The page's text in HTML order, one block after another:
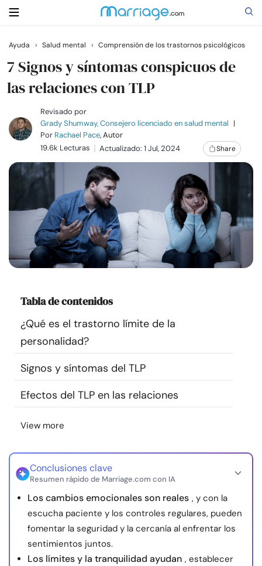
Buscar
Casarse
Relaciones
Familia
Ayuda
Cursos
Comunidad
Encuentra un terapeuta
Idioma
Sobre nosotros
© Copyright 2026. Todos los derechos reservados.
Ayuda › Salud mental › Comprensión de los trastornos psicológicos
7 Signos y síntomas conspicuos de
las relaciones con TLP
Revisado por
Grady Shumway, Consejero licenciado en salud mental |
Por Rachael Pace, Autor
19.6k Lecturas
Actualizado: 1 Jul, 2024 Share
Tabla de contenidos
¿Qué es el trastorno límite de la
personalidad?
Signos y síntomas del TLP
Efectos del TLP en las relaciones
View more
Conclusiones clave
Resumen rápido de Marriage.com con IA
Los cambios emocionales son reales , y con la
escucha paciente y los controles regulares, pueden
fomentar la seguridad y la cercanía al enfrentar los
sentimientos juntos.
Los límites y la tranquilidad ayudan , establecer